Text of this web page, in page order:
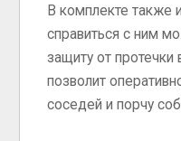
В комплекте также
справиться с ним
защиту от
позволит
соседей и порчу